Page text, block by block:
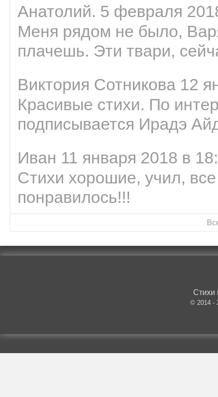
Анатолий. 5 февраля
Меня рядом не было,
плачешь. Эти твари,
Виктория Сотникова 12
Красивые стихи. По
подписывается Ирадэ
Иван 11 января 2018 в
Стихи хорошие, учил,
понравилось!!!
Стихи
© 2014 -